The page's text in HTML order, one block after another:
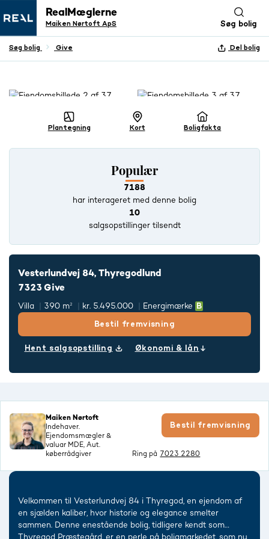
RealMæglerne
Maiken Nørtoft ApS Søg bolig
Søg bolig Give Del bolig
+ 36 BILLEDER
Boligfakta
Plantegning Kort
Populær
7188
har interageret med denne bolig
10
salgsopstillinger tilsendt
Vesterlundvej 84, Thyregodlund
7323 Give
Villa 390 m² kr. 5.495.000 Energimærke
Bestil fremvisning
Hent salgsopstilling Økonomi & lån
Maiken Nørtoft
Indehaver.
Ejendomsmægler &
valuar MDE, Aut.
køberrådgiver
Bestil fremvisning
Ring på 7023 2280
Velkommen til Vesterlundvej 84 i Thyregod, en ejendom af
en sjælden kaliber, hvor historie og elegance smelter
sammen. Denne enestående bolig, tidligere kendt som
Thyregod Præstegård, er en perle på boligmarkedet, som nu